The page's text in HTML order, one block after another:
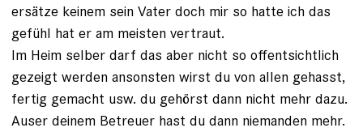
ersätze keinem sein Vater doch mir so hatte ich das
gefühl hat er am meisten vertraut.
Im Heim selber darf das aber nicht so offentsichtlich
gezeigt werden ansonsten wirst du von allen gehasst,
fertig gemacht usw. du gehörst dann nicht mehr dazu.
Auser deinem Betreuer hast du dann niemanden mehr.